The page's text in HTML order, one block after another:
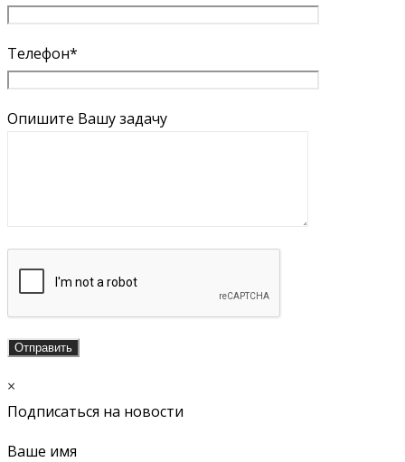
Телефон*
Опишите Вашу задачу
×
Подписаться на новости
Ваше имя